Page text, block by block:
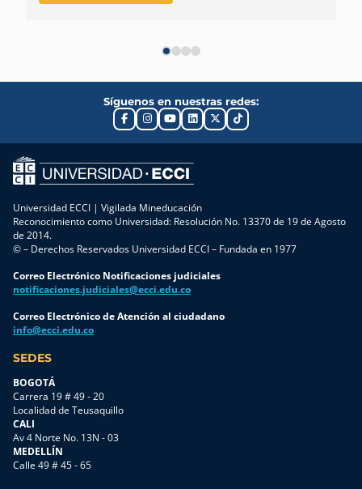
Síguenos en nuestras redes:
Universidad ECCI | Vigilada Mineducación
Reconocimiento como Universidad: Resolución No. 13370 de 19 de Agosto
de 2014.
© – Derechos Reservados Universidad ECCI – Fundada en 1977
Correo Electrónico Notificaciones judiciales
notificaciones.judiciales@ecci.edu.co
Correo Electrónico de Atención al ciudadano
info@ecci.edu.co
SEDES
BOGOTÁ
Carrera 19 # 49 - 20
Localidad de Teusaquillo
CALI
Av 4 Norte No. 13N - 03
MEDELLÍN
Calle 49 # 45 - 65